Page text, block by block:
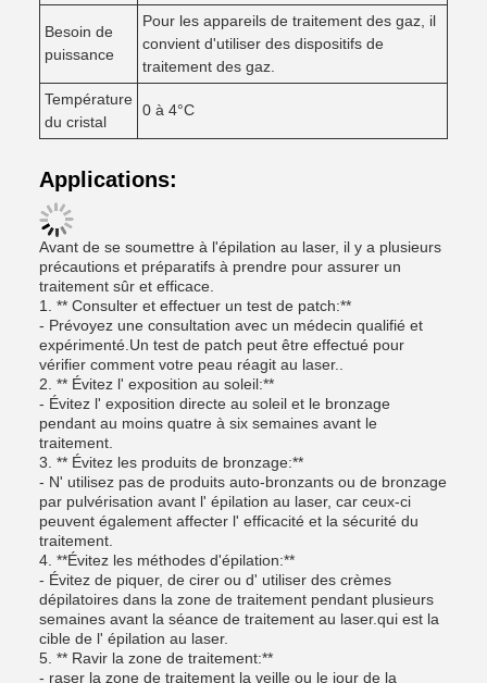
Besoin de
puissance
Pour les appareils de traitement des gaz, il
convient d'utiliser des dispositifs de
traitement des gaz.
Température
du cristal
0 à 4°C
Applications:
Avant de se soumettre à l'épilation au laser, il y a plusieurs
précautions et préparatifs à prendre pour assurer un
traitement sûr et efficace.
1. ** Consulter et effectuer un test de patch:**
- Prévoyez une consultation avec un médecin qualifié et
expérimenté.Un test de patch peut être effectué pour
vérifier comment votre peau réagit au laser..
2. ** Évitez l' exposition au soleil:**
- Évitez l' exposition directe au soleil et le bronzage
pendant au moins quatre à six semaines avant le
traitement.
3. ** Évitez les produits de bronzage:**
- N' utilisez pas de produits auto-bronzants ou de bronzage
par pulvérisation avant l' épilation au laser, car ceux-ci
peuvent également affecter l' efficacité et la sécurité du
traitement.
4. **Évitez les méthodes d'épilation:**
- Évitez de piquer, de cirer ou d' utiliser des crèmes
dépilatoires dans la zone de traitement pendant plusieurs
semaines avant la séance de traitement au laser.qui est la
cible de l' épilation au laser.
5. ** Ravir la zone de traitement:**
- raser la zone de traitement la veille ou le jour de la